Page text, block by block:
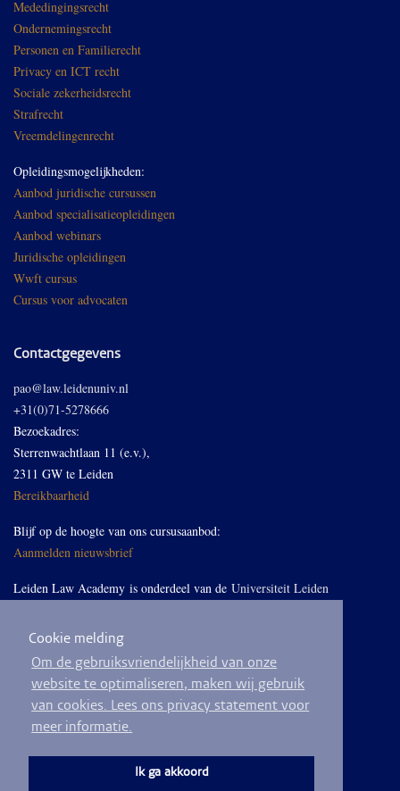
Cookie melding
Om de gebruiksvriendelijkheid van onze
website te optimaliseren, maken wij gebruik
van cookies. Lees ons privacy statement voor
meer informatie.
Ik ga akkoord
Mededingingsrecht
Ondernemingsrecht
Personen en Familierecht
Privacy en ICT recht
Sociale zekerheidsrecht
Strafrecht
Vreemdelingenrecht
Opleidingsmogelijkheden:
Aanbod juridische cursussen
Aanbod specialisatieopleidingen
Aanbod webinars
Juridische opleidingen
Wwft cursus
Cursus voor advocaten
Contactgegevens
pao@law.leidenuniv.nl
+31(0)71-5278666
Bezoekadres:
Sterrenwachtlaan 11 (e.v.),
2311 GW te Leiden
Bereikbaarheid
Blijf op de hoogte van ons cursusaanbod:
Aanmelden nieuwsbrief
Leiden Law Academy is onderdeel van de Universiteit Leiden
Volg ons op LinkedIn
© 2026
Privacyverklaring
Algemene voorwaarden
Sitemap